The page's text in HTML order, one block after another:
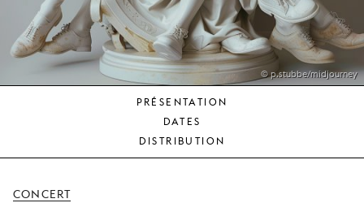
JEUNE
PUBLIC
LA
MONNAIE
SOUTENIR
© p.stubbe/midjourney
PRÉSENTATION
DATES
DISTRIBUTION
CONCERT